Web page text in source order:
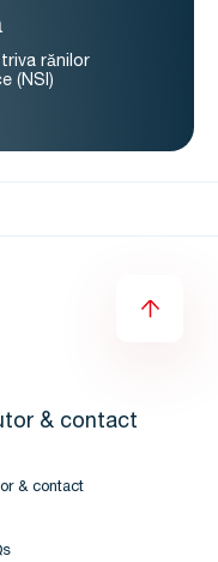
rănilor
(NSI)
& contact
& contact